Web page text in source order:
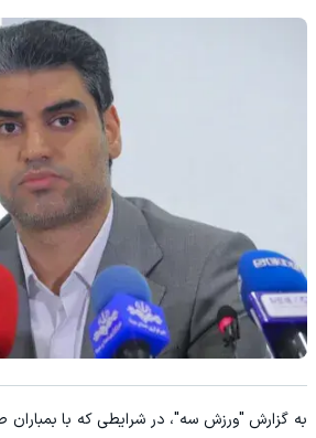
به گزارش "ورزش سه"، در شرایطی که با بمباران